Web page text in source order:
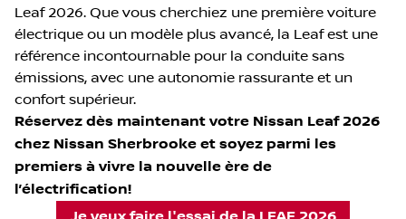
Leaf 2026. Que vous cherchiez une première voiture
électrique ou un modèle plus avancé, la Leaf est une
référence incontournable pour la conduite sans
émissions, avec une autonomie rassurante et un
confort supérieur.
Réservez dès maintenant votre Nissan Leaf 2026
chez Nissan Sherbrooke et soyez parmi les
premiers à vivre la nouvelle ère de
l’électrification!